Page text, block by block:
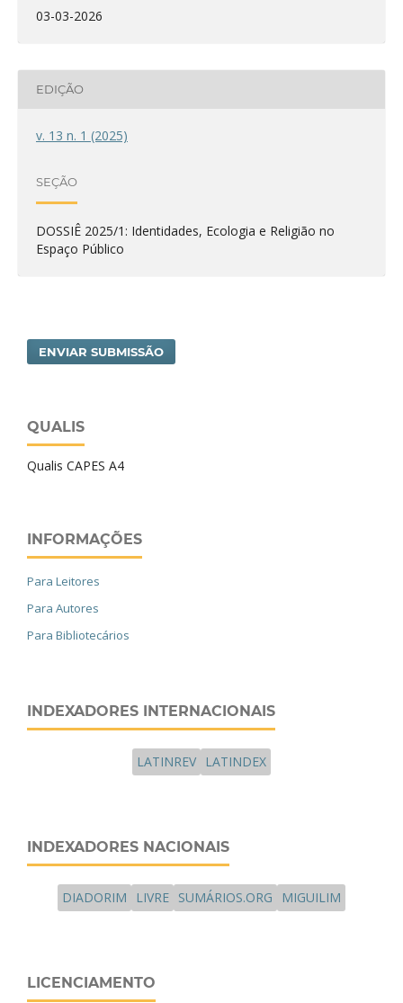
03-03-2026
EDIÇÃO
v. 13 n. 1 (2025)
SEÇÃO
DOSSIÊ 2025/1: Identidades, Ecologia e Religião no
Espaço Público
ENVIAR SUBMISSÃO
QUALIS
Qualis CAPES A4
INFORMAÇÕES
Para Leitores
Para Autores
Para Bibliotecários
INDEXADORES INTERNACIONAIS
LATINREV LATINDEX
INDEXADORES NACIONAIS
DIADORIM LIVRE SUMÁRIOS.ORG MIGUILIM
LICENCIAMENTO